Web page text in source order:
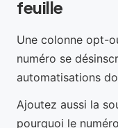
feuille
Une colonne opt-
numéro se
automatisations
Ajoutez aussi la
pourquoi le